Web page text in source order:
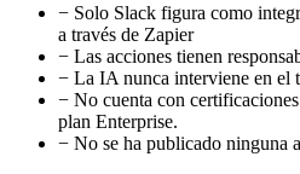
− Solo Slack figura como
a través de Zapier
− Las acciones tienen
− La IA nunca interviene en el
− No cuenta con
plan Enterprise.
− No se ha publicado ninguna